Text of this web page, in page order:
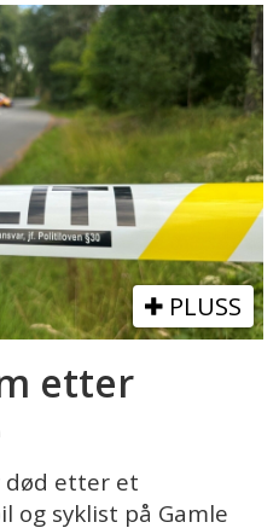
PLUSS
etter
død etter et
og syklist på Gamle